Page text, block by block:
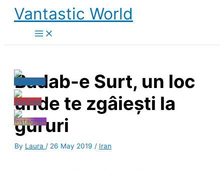
Skip
content
Vantastic World
Badab-e Surt, un loc
unde te zgâiești la
gururi
By Laura / 26 May 2019 / Iran